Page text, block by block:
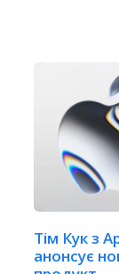
Тім Кук з
анонсує